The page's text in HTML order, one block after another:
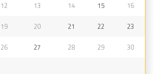
12 13 14 15 16
19 20 21 22 23
26 27 28 29 30